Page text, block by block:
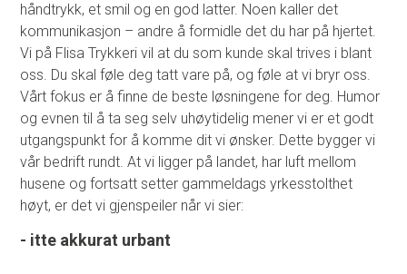
VERKTØY
ARBEIDER
ANSATTE
KONTAKT OSS
håndtrykk, et smil og en god latter. Noen kaller det
kommunikasjon – andre å formidle det du har på hjertet.
Vi på Flisa Trykkeri vil at du som kunde skal trives i blant
oss. Du skal føle deg tatt vare på, og føle at vi bryr oss.
Vårt fokus er å finne de beste løsningene for deg. Humor
og evnen til å ta seg selv uhøytidelig mener vi er et godt
utgangspunkt for å komme dit vi ønsker. Dette bygger vi
vår bedrift rundt. At vi ligger på landet, har luft mellom
husene og fortsatt setter gammeldags yrkesstolthet
høyt, er det vi gjenspeiler når vi sier:
- itte akkurat urbant